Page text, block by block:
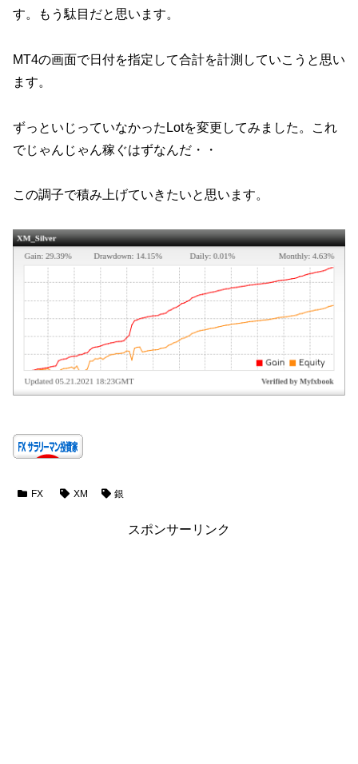
す。もう駄目だと思います。
MT4の画面で日付を指定して合計を計測していこうと思い
ます。
ずっといじっていなかったLotを変更してみました。これ
でじゃんじゃん稼ぐはずなんだ・・
この調子で積み上げていきたいと思います。
FX XM 銀
スポンサーリンク